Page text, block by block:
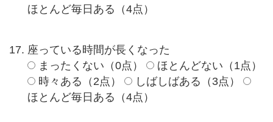
ほとんど毎日ある（4点）
座っている時間が長くなった
まったくない（0点）
ほとんどない（1点）
時々ある（2点）
しばしばある（3点）
ほとんど毎日ある（4点）